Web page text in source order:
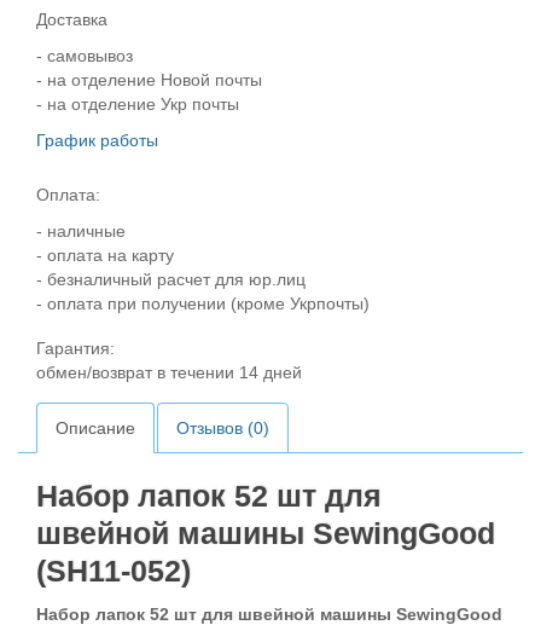
Доставка
- самовывоз
- на отделение Новой почты
- на отделение Укр почты
График работы
Оплата:
- наличные
- оплата на карту
- безналичный расчет для юр.лиц
- оплата при получении (кроме Укрпочты)
Гарантия:
обмен/возврат в течении 14 дней
Описание Отзывов (0)
Набор лапок 52 шт для
швейной машины SewingGood
(SH11-052)
Набор лапок 52 шт для швейной машины SewingGood